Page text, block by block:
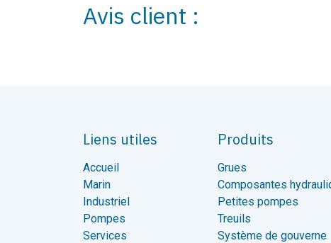
Avis client :
Liens utiles
Accueil
Marin
Industriel
Pompes
Services
Produits
Grues
Composantes
Petites pompes
Treuils
Système de gouverne